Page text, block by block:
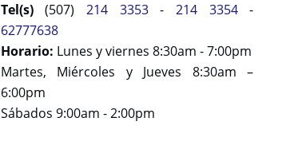
Tel(s)(507)214 3353- 214 3354-
62777638
Horario: Lunes y viernes 8:30am - 7:00pm
Martes, Miércoles y Jueves 8:30am –
6:00pm
Sábados 9:00am - 2:00pm